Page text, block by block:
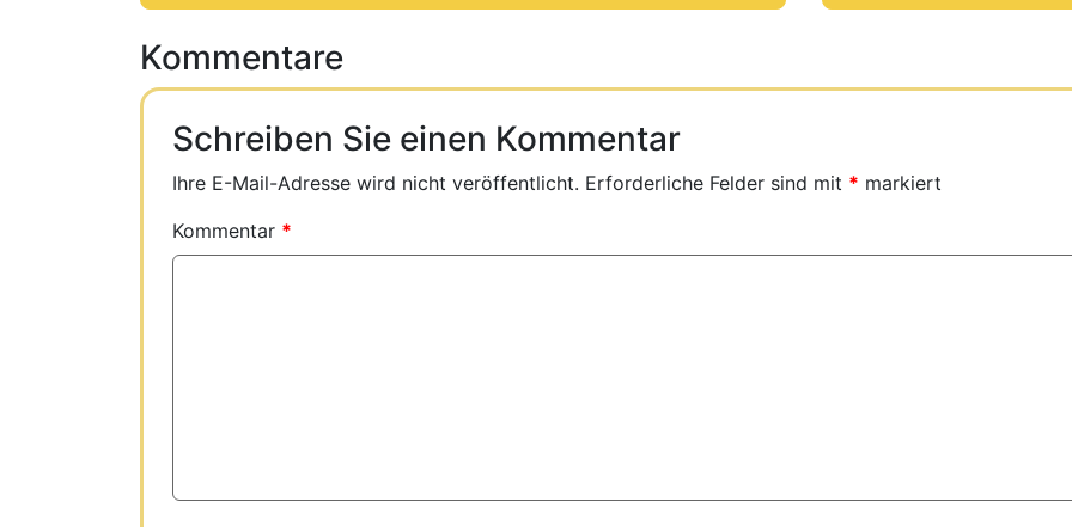
Kommentare
Schreiben Sie einen Kommentar
Ihre E-Mail-Adresse wird nicht veröffentlicht. Erforderliche Felder sind mit * markiert
Kommentar *